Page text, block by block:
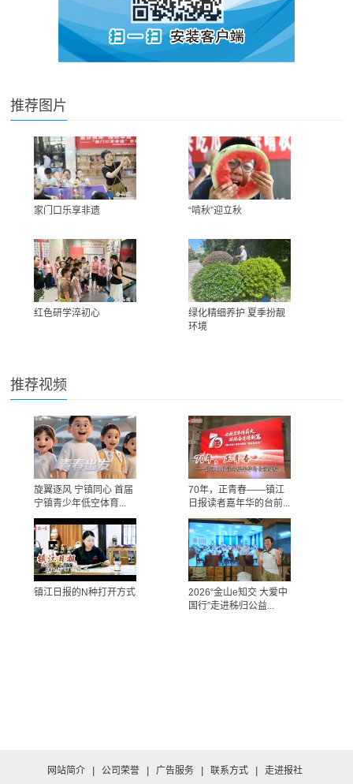
推荐图片
家门口乐享非遗 “啃秋”迎立秋
红色研学淬初心
绿化精细养护 夏季扮靓
环境
推荐视频
旋翼逐风 宁镇同心 首届
宁镇青少年低空体育...
70年，正青春——镇江
日报读者嘉年华的台前...
镇江日报的N种打开方式
2026“金山e知交 大爱中
国行”走进秭归公益...
网站简介 | 公司荣誉 | 广告服务 | 联系方式 | 走进报社